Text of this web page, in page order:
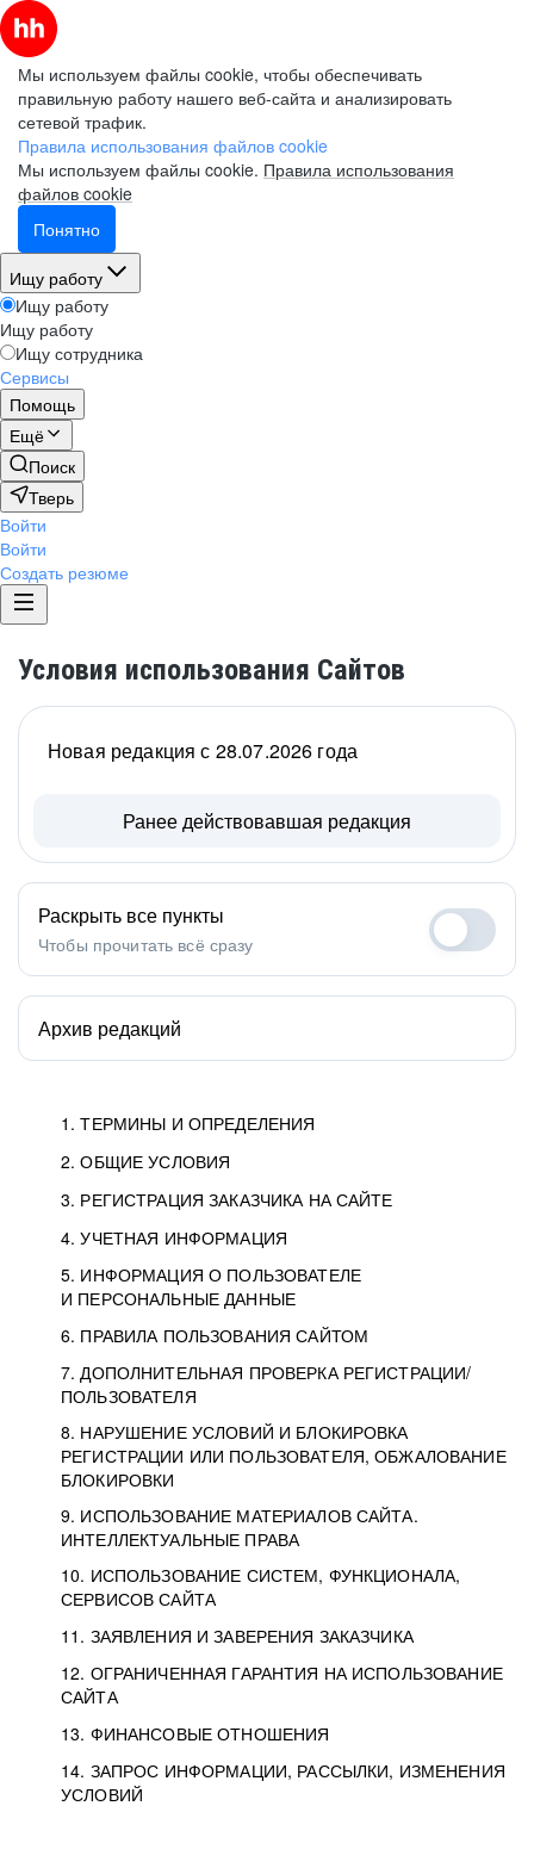
Мы используем файлы cookie, чтобы обеспечивать
правильную работу нашего веб-сайта и анализировать
сетевой трафик.
Правила использования файлов cookie
Мы используем файлы cookie. Правила использования
файлов cookie
Понятно
Ищу работу
Ищу работу
Ищу работу
Ищу сотрудника
Сервисы
Помощь
Ещё
Поиск
Тверь
Войти
Войти
Создать резюме
Условия использования Сайтов
1. ТЕРМИНЫ И ОПРЕДЕЛЕНИЯ
2. ОБЩИЕ УСЛОВИЯ
3. РЕГИСТРАЦИЯ ЗАКАЗЧИКА НА САЙТЕ
4. УЧЕТНАЯ ИНФОРМАЦИЯ
5. ИНФОРМАЦИЯ О ПОЛЬЗОВАТЕЛЕ
И ПЕРСОНАЛЬНЫЕ ДАННЫЕ
6. ПРАВИЛА ПОЛЬЗОВАНИЯ САЙТОМ
7. ДОПОЛНИТЕЛЬНАЯ ПРОВЕРКА РЕГИСТРАЦИИ/
ПОЛЬЗОВАТЕЛЯ
8. НАРУШЕНИЕ УСЛОВИЙ И БЛОКИРОВКА
РЕГИСТРАЦИИ ИЛИ ПОЛЬЗОВАТЕЛЯ, ОБЖАЛОВАНИЕ
БЛОКИРОВКИ
9. ИСПОЛЬЗОВАНИЕ МАТЕРИАЛОВ САЙТА.
ИНТЕЛЛЕКТУАЛЬНЫЕ ПРАВА
10. ИСПОЛЬЗОВАНИЕ СИСТЕМ, ФУНКЦИОНАЛА,
СЕРВИСОВ САЙТА
11. ЗАЯВЛЕНИЯ И ЗАВЕРЕНИЯ ЗАКАЗЧИКА
12. ОГРАНИЧЕННАЯ ГАРАНТИЯ НА ИСПОЛЬЗОВАНИЕ
САЙТА
13. ФИНАНСОВЫЕ ОТНОШЕНИЯ
14. ЗАПРОС ИНФОРМАЦИИ, РАССЫЛКИ, ИЗМЕНЕНИЯ
УСЛОВИЙ
Новая редакция с 28.07.2026 года
Ранее действовавшая редакция
Раскрыть все пункты
Чтобы прочитать всё сразу
Архив редакций